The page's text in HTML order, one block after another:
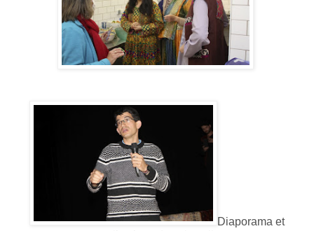
Diaporama et